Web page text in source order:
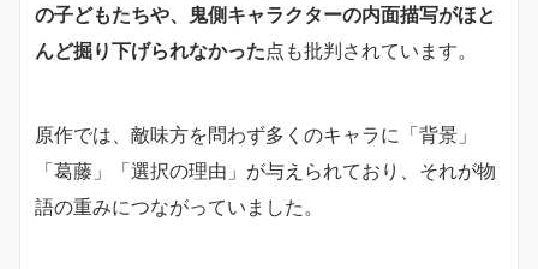
の子どもたちや、鬼側キャラクターの内面描写がほと
んど掘り下げられなかった点も批判されています。
原作では、敵味方を問わず多くのキャラに「背景」
「葛藤」「選択の理由」が与えられており、それが物
語の重みにつながっていました。